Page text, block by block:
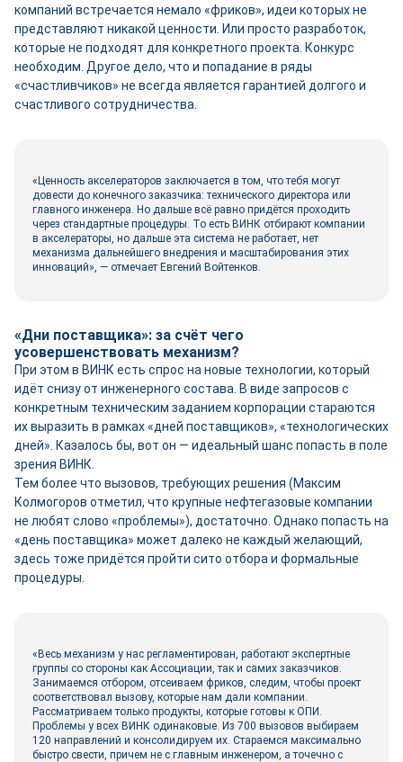
компаний встречается немало «фриков», идеи которых не
представляют никакой ценности. Или просто разработок,
которые не подходят для конкретного проекта. Конкурс
необходим. Другое дело, что и попадание в ряды
«счастливчиков» не всегда является гарантией долгого и
счастливого сотрудничества.
«Ценность акселераторов заключается в том, что тебя могут
довести до конечного заказчика: технического директора или
главного инженера. Но дальше всё равно придётся проходить
через стандартные процедуры. То есть ВИНК отбирают компании
в акселераторы, но дальше эта система не работает, нет
механизма дальнейшего внедрения и масштабирования этих
инноваций», — отмечает Евгений Войтенков.
«Дни поставщика»: за счёт чего
усовершенствовать механизм?
При этом в ВИНК есть спрос на новые технологии, который
идёт снизу от инженерного состава. В виде запросов с
конкретным техническим заданием корпорации стараются
их выразить в рамках «дней поставщиков», «технологических
дней». Казалось бы, вот он — идеальный шанс попасть в поле
зрения ВИНК.
Тем более что вызовов, требующих решения (Максим
Колмогоров отметил, что крупные нефтегазовые компании
не любят слово «проблемы»), достаточно. Однако попасть на
«день поставщика» может далеко не каждый желающий,
здесь тоже придётся пройти сито отбора и формальные
процедуры.
«Весь механизм у нас регламентирован, работают экспертные
группы со стороны как Ассоциации, так и самих заказчиков.
Занимаемся отбором, отсеиваем фриков, следим, чтобы проект
соответствовал вызову, которые нам дали компании.
Рассматриваем только продукты, которые готовы к ОПИ.
Проблемы у всех ВИНК одинаковые. Из 700 вызовов выбираем
120 направлений и консолидируем их. Стараемся максимально
быстро свести, причем не с главным инженером, а точечно с